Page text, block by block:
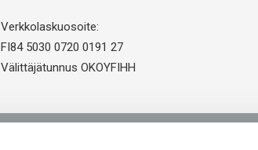
Verkkolaskuosoite:
FI84 5030 0720 0191 27
Välittäjätunnus OKOYFIHH